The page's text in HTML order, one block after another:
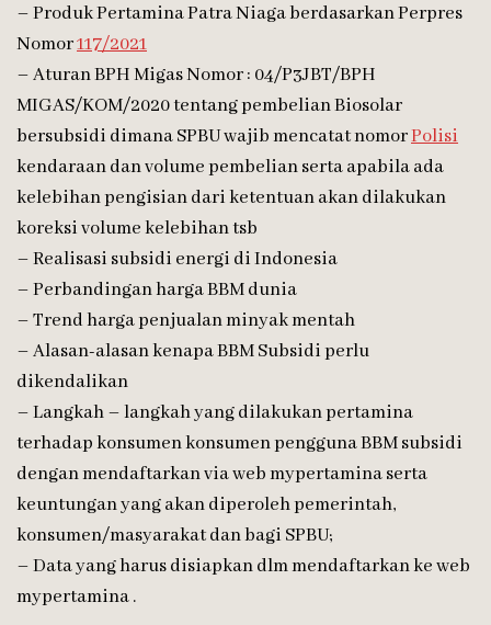
– Produk Pertamina Patra Niaga berdasarkan Perpres
Nomor117/2021
– Aturan BPH Migas Nomor : 04/P3JBT/BPH
MIGAS/KOM/2020 tentang pembelian Biosolar
bersubsidi dimana SPBU wajib mencatat nomorPolisi
kendaraan dan volume pembelian serta apabila ada
kelebihan pengisian dari ketentuan akan dilakukan
koreksi volume kelebihan tsb
– Realisasi subsidi energi di Indonesia
– Perbandingan harga BBM dunia
– Trend harga penjualan minyak mentah
– Alasan-alasan kenapa BBM Subsidi perlu
dikendalikan
– Langkah – langkah yang dilakukan pertamina
terhadap konsumen konsumen pengguna BBM subsidi
dengan mendaftarkan via web mypertamina serta
keuntungan yang akan diperoleh pemerintah,
konsumen/masyarakat dan bagi SPBU;
– Data yang harus disiapkan dlm mendaftarkan ke web
mypertamina .